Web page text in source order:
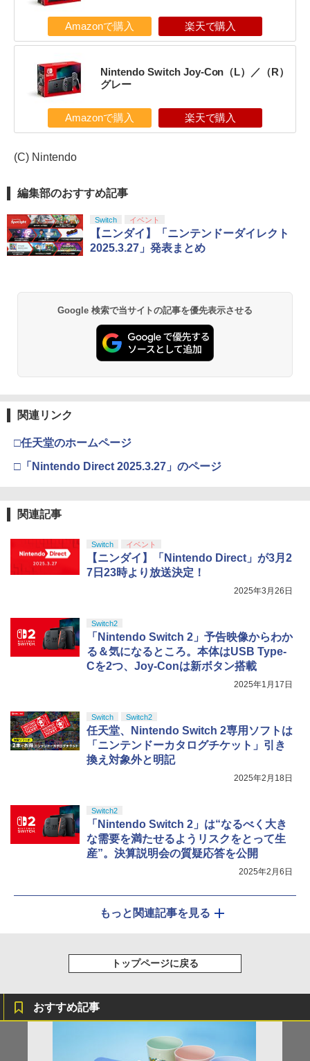
Amazonで購入 楽天で購入
Nintendo Switch Joy-Con（L）／（R）
グレー
Amazonで購入 楽天で購入
(C) Nintendo
編集部のおすすめ記事
Switch イベント
【ニンダイ】「ニンテンドーダイレクト
2025.3.27」発表まとめ
Google 検索で当サイトの記事を優先表示させる
関連リンク
□任天堂のホームページ
□「Nintendo Direct 2025.3.27」のページ
関連記事
Switch イベント
【ニンダイ】「Nintendo Direct」が3月2
7日23時より放送決定！
2025年3月26日
Switch2
「Nintendo Switch 2」予告映像からわか
る＆気になるところ。本体はUSB Type-
Cを2つ、Joy-Conは新ボタン搭載
2025年1月17日
Switch Switch2
任天堂、Nintendo Switch 2専用ソフトは
「ニンテンドーカタログチケット」引き
換え対象外と明記
2025年2月18日
Switch2
「Nintendo Switch 2」は“なるべく大き
な需要を満たせるようリスクをとって生
産”。決算説明会の質疑応答を公開
2025年2月6日
もっと関連記事を見る
トップページに戻る
おすすめ記事